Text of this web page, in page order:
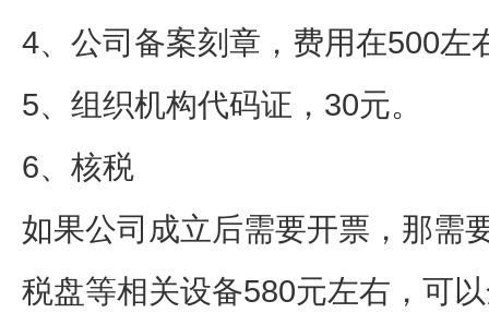
4、公司备案刻章，费用在500左
5、组织机构代码证，30元。
6、核税
如果公司成立后需要开票，那需
税盘等相关设备580元左右，可